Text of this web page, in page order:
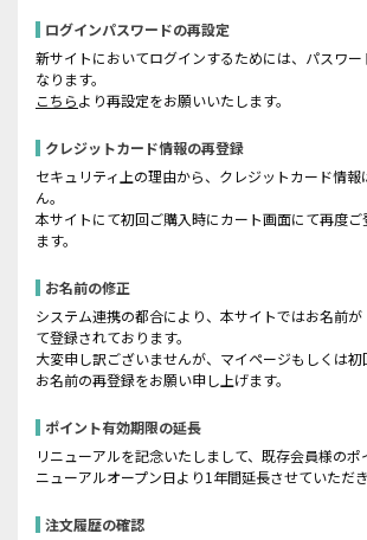
ログインパスワードの再設定
新サイトにおいてログインするためには、パスワー
なります。
こちらより再設定をお願いいたします。
クレジットカード情報の再登録
セキュリティ上の理由から、クレジットカード情
ん。
本サイトにて初回ご購入時にカート画面にて再度
ます。
お名前の修正
システム連携の都合により、本サイトではお名前が
て登録されております。
大変申し訳ございませんが、マイページもしくは
お名前の再登録をお願い申し上げます。
ポイント有効期限の延長
リニューアルを記念いたしまして、既存会員様のポ
ニューアルオープン日より1年間延長させていただき
注文履歴の確認